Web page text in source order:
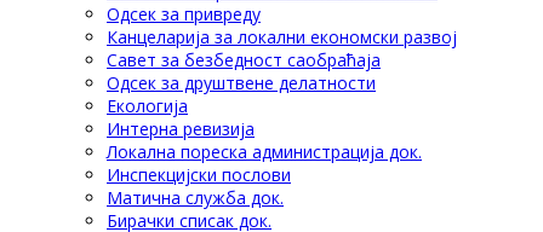
Одсек за привреду
Канцеларија за локални економски развој
Савет за безбедност саобраћаја
Одсек за друштвене делатности
Eкологија
Интерна ревизија
Локална пореска администрација док.
Инспекцијски послови
Матична служба док.
Бирачки списак док.